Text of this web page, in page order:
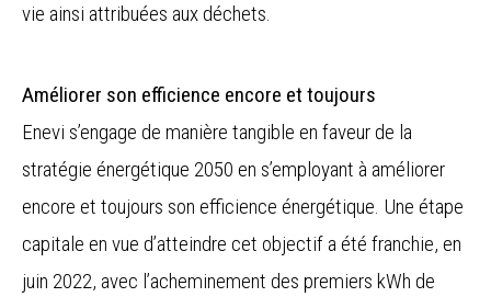
vie ainsi attribuées aux déchets.
Améliorer son efficience encore et toujours
Enevi s’engage de manière tangible en faveur de la
stratégie énergétique 2050 en s’employant à améliorer
encore et toujours son efficience énergétique. Une étape
capitale en vue d’atteindre cet objectif a été franchie, en
juin 2022, avec l’acheminement des premiers kWh de